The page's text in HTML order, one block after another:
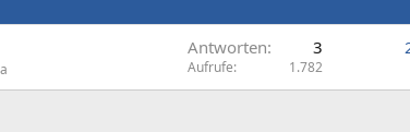
Antworten 3
Aufrufe 1.782